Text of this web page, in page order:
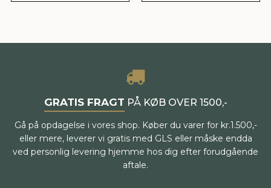
GRATIS FRAGT PÅ KØB OVER 1500,-
Gå på opdagelse i vores shop. Køber du varer for kr.1.500,-
eller mere, leverer vi gratis med GLS eller måske endda
ved personlig levering hjemme hos dig efter forudgående
aftale.